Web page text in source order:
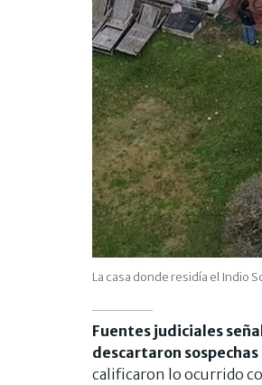
La casa donde residía el Indio
Fuentes judiciales
descartaron
calificaron lo ocurrido